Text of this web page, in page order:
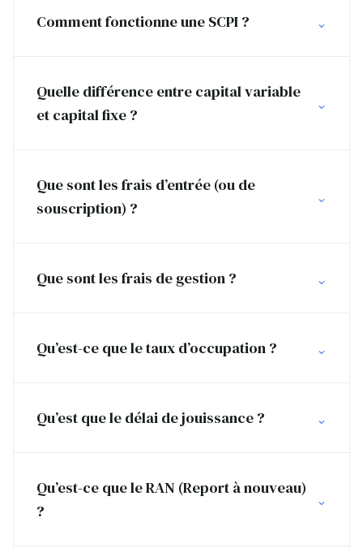
Comment fonctionne une SCPI ?
Quelle différence entre capital variable
et capital fixe ?
Que sont les frais d’entrée (ou de
souscription) ?
Que sont les frais de gestion ?
Qu’est-ce que le taux d’occupation ?
Qu’est que le délai de jouissance ?
Qu’est-ce que le RAN (Report à nouveau)
?